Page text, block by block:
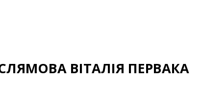
ВІТАЛІЯ ПЕРВАКА